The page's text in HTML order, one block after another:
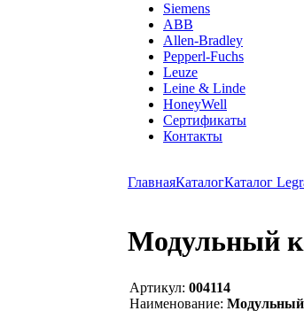
Siemens
ABB
Allen-Bradley
Pepperl-Fuchs
Leuze
Leine & Linde
HoneyWell
Сертификаты
Контакты
ГлавнаяКаталогКаталог
Модульный
Артикул: 004114
Наименование: Модульный